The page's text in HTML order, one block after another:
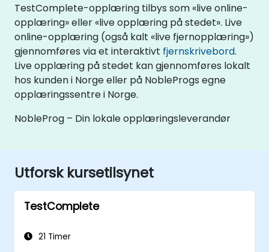
TestComplete-opplæring tilbys som «live online-
opplæring» eller «live opplæring på stedet». Live
online-opplæring (også kalt «live fjernopplæring»)
gjennomføres via et interaktivt fjernskrivebord.
Live opplæring på stedet kan gjennomføres lokalt
hos kunden i Norge eller på NobleProgs egne
opplæringssentre i Norge.
NobleProg – Din lokale opplæringsleverandør
Utforsk kursetilsynet
TestComplete
21 Timer